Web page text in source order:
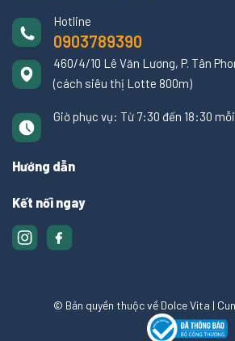
Hotline
0903789390
460/4/10 Lê Văn Lương, P. Tân
(cách siêu thị Lotte 800m)
Giờ phục vụ: Từ 7:30 đến 18:30
Hướng dẫn
Kết nối ngay
© Bản quyền thuộc về Dolce Vita |